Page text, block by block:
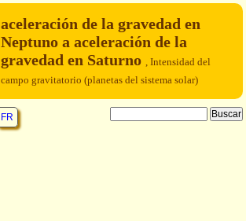
aceleración de la gravedad en
Neptuno a aceleración de la
gravedad en Saturno , Intensidad del
campo gravitatorio (planetas del sistema solar)
FR